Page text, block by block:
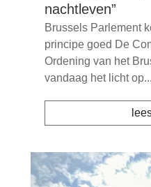
nachtleven”
Brussels Parlement
principe goed De
Ordening van het
vandaag het licht op...